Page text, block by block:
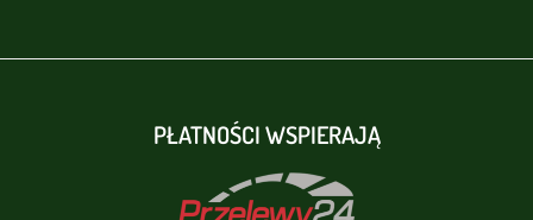
PŁATNOŚCI WSPIERAJĄ